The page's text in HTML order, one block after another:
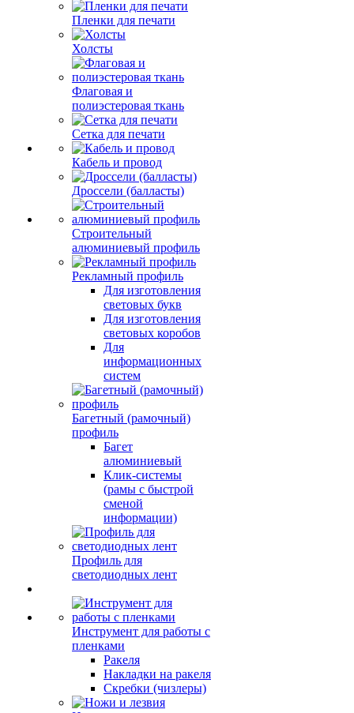
Пленки для печати
Холсты
Флаговая и
полиэстеровая ткань
Сетка для печати
Кабель и провод
Дроссели (балласты)
Строительный
алюминиевый профиль
Рекламный профиль
Для изготовления
световых букв
Для изготовления
световых коробов
Для
информационных
систем
Багетный (рамочный)
профиль
Багет
алюминиевый
Клик-системы
(рамы с быстрой
сменой
информации)
Профиль для
светодиодных лент
Инструмент для работы с
пленками
Ракеля
Накладки на ракеля
Скребки (чизлеры)